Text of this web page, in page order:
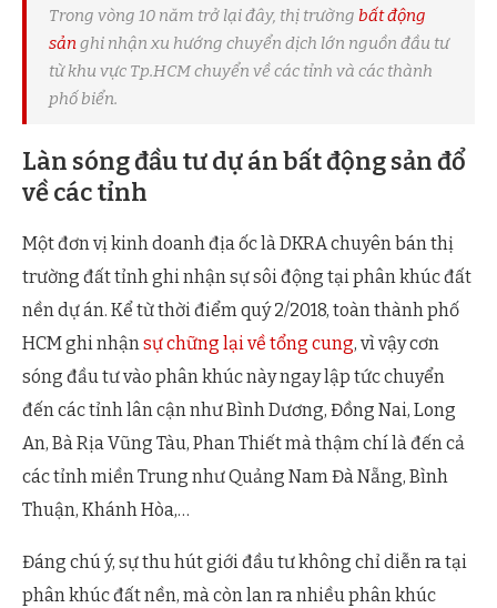
Trong vòng 10 năm trở lại đây, thị trường bất động
sảnghi nhận xu hướng chuyển dịch lớn nguồn đầu tư
từ khu vực Tp.HCM chuyển về các tỉnh và các thành
phố biển.
Làn sóng đầu tư dự án bất động sản đổ
về các tỉnh
Một đơn vị kinh doanh địa ốc là DKRA chuyên bán thị
trường đất tỉnh ghi nhận sự sôi động tại phân khúc đất
nền dự án. Kể từ thời điểm quý 2/2018, toàn thành phố
HCM ghi nhậnsự chững lại về tổng cung, vì vậy cơn
sóng đầu tư vào phân khúc này ngay lập tức chuyển
đến các tỉnh lân cận như Bình Dương, Đồng Nai, Long
An, Bà Rịa Vũng Tàu, Phan Thiết mà thậm chí là đến cả
các tỉnh miền Trung như Quảng Nam Đà Nẵng, Bình
Thuận, Khánh Hòa,…
Đáng chú ý, sự thu hút giới đầu tư không chỉ diễn ra tại
phân khúc đất nền, mà còn lan ra nhiều phân khúc